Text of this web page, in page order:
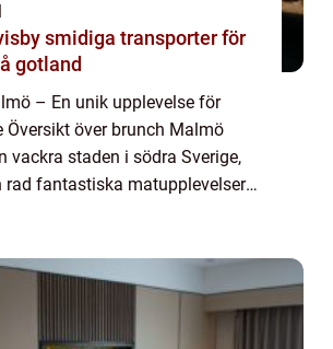
för
gotland
– En unik upplevelse för
Översikt över brunch Malmö
vackra staden i södra Sverige,
rad fantastiska matupplevelser